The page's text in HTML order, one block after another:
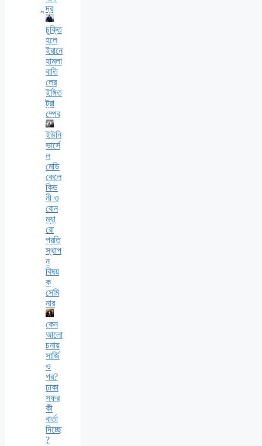
ন্দ্র
চুক্তি
হলে
ইরানে
হামলা
বাতি
লের
ইঙ্গিত
ট্রা
ম্পের
ইউনি
ভার্সে
ল
মেডি
কেলে
কিড
নী ও
বোন
ম্যা
রো
প্রতি
স্থাপ
ন
বিষয়
ক
সেমি
নার
কেন
আলো
চনায়
সার্জি
ও
গর?
ঢাকা
সফর
কী
বার্তা
দিচ্ছে
?